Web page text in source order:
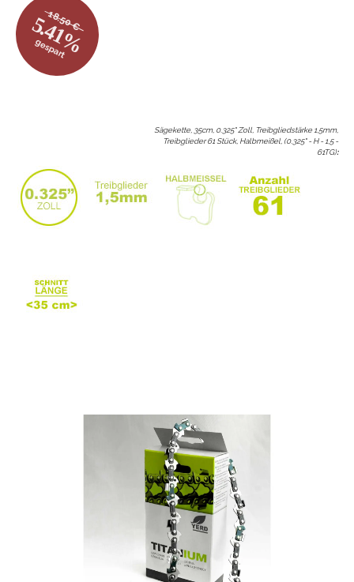
18.50 €
5.41%
gespart
Sägekette, 35cm, 0.325" Zoll, Treibgliedstärke 1,5mm,
Treibglieder 61 Stück, Halbmeißel, (0.325" - H - 1,5 -
61TG):